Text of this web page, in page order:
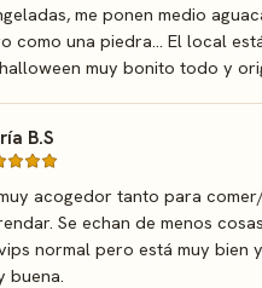
me ponen medio
como una piedra... El local
muy bonito todo y
B.S
acogedor tanto para
Se echan de menos
normal pero está muy bien
buena.